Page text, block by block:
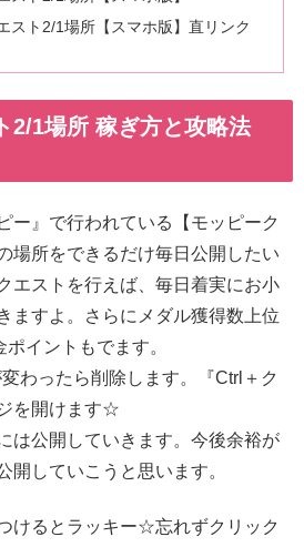
スト2/1場所【スマホ版】直リンク
2/1場所 稼ぎ方と攻略法
ー』で行われている【モッピーク
場所をできるだけ毎日公開したい
エストを行えば、毎日着実にお小
ますよ。さらにメダル獲得数上位
イントもでます。
わったら削除します。『Ctrl＋ク
を開けます☆
は公開していきます。今後余裕が
開していこうと思います。
けるとラッキー☆忘れずクリック